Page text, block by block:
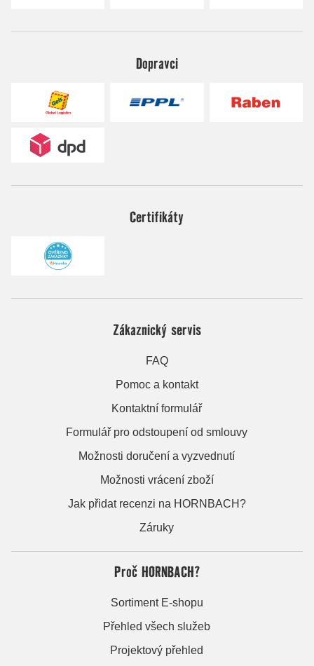
Dopravci
Certifikáty
Zákaznický servis
FAQ
Pomoc a kontakt
Kontaktní formulář
Formulář pro odstoupení od smlouvy
Možnosti doručení a vyzvednutí
Možnosti vrácení zboží
Jak přidat recenzi na HORNBACH?
Záruky
Proč HORNBACH?
Sortiment E-shopu
Přehled všech služeb
Projektový přehled